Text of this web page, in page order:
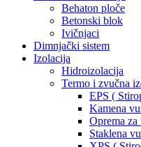
Behaton ploče
Betonski blok
Ivičnjaci
Dimnjački sistem
Izolacija
Hidroizolacija
Termo i zvučna
EPS (
Kamena
Oprema za
Staklena